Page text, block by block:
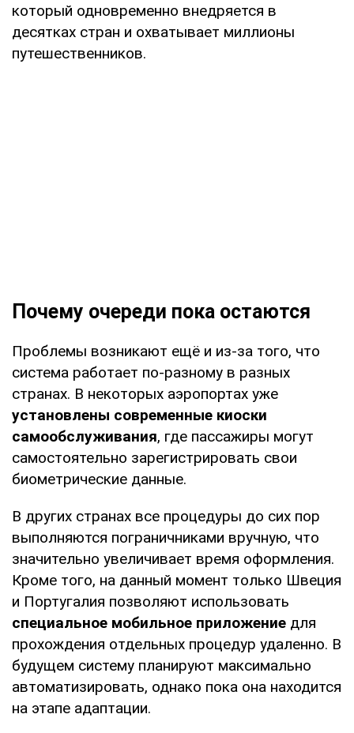
который одновременно внедряется в
десятках стран и охватывает миллионы
путешественников.
Почему очереди пока остаются
Проблемы возникают ещё и из-за того, что
система работает по-разному в разных
странах. В некоторых аэропортах уже
установлены современные киоски
самообслуживания, где пассажиры могут
самостоятельно зарегистрировать свои
биометрические данные.
В других странах все процедуры до сих пор
выполняются пограничниками вручную, что
значительно увеличивает время оформления.
Кроме того, на данный момент только Швеция
и Португалия позволяют использовать
специальное мобильное приложение для
прохождения отдельных процедур удаленно. В
будущем систему планируют максимально
автоматизировать, однако пока она находится
на этапе адаптации.